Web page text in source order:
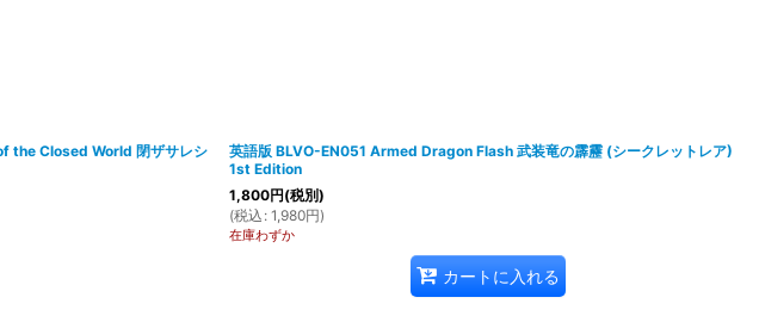
the Closed World 閉ザサレシ
英語版 BLVO-EN051 Armed Dragon Flash 武装竜の霹靂 (シークレットレア)
1st Edition
1,800円(税別)
(税込 : 1,980円)
在庫わずか
カートに入れる